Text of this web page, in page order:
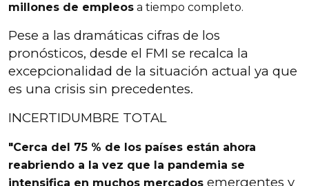
millones de empleos a tiempo completo.
Pese a las dramáticas cifras de los
pronósticos, desde el FMI se recalca la
excepcionalidad de la situación actual ya que
es una crisis sin precedentes.
INCERTIDUMBRE TOTAL
"Cerca del 75 % de los países están ahora
reabriendo a la vez que la pandemia se
intensifica en muchos mercados emergentes y